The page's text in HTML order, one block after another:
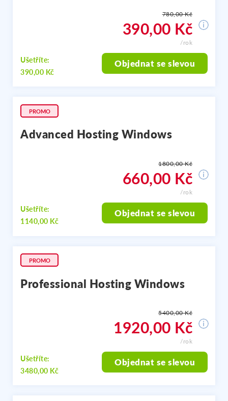
780,00 Kč
390,00 Kč
/rok
Ušetříte:
390,00 Kč
Objednat se slevou
PROMO
Advanced Hosting Windows
1800,00 Kč
660,00 Kč
/rok
Ušetříte:
1140,00 Kč
Objednat se slevou
PROMO
Professional Hosting Windows
5400,00 Kč
1920,00 Kč
/rok
Ušetříte:
3480,00 Kč
Objednat se slevou